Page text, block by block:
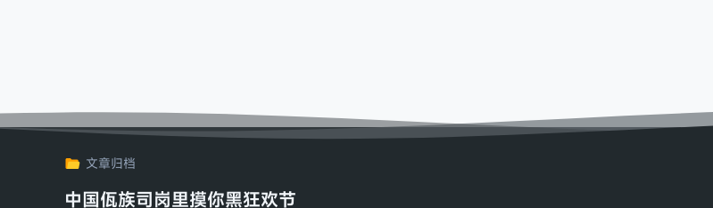
文章归档
中国佤族司岗里摸你黑狂欢节